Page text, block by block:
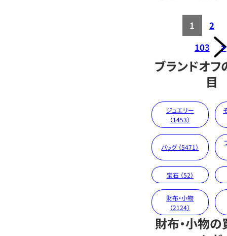
1
2
103
>
ブランドオ
目
ジュエリー
（1453）
バッグ （5471）
宝石 （52）
財布・小物
（2124）
財布・小物